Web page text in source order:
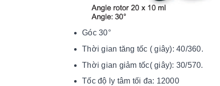
Góc 30°
Thời gian tăng tốc ( giây): 40/360.
Thời gian giảm tốc( giây): 30/570.
Tốc độ ly tâm tối đa: 12000